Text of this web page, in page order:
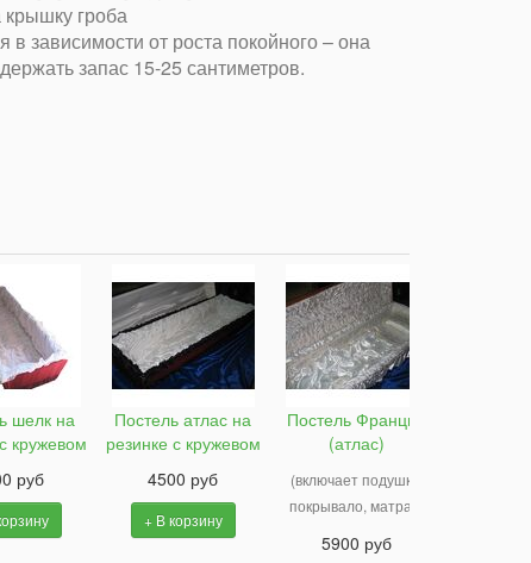
гроба
в зависимости от роста покойного – она
запас 15-25 сантиметров.
шелк на
кружевом
руб
Постель атлас на
резинке с кружевом
4500 руб
+ В корзину
Постель Франция
(атлас)
(включает подушку,
покрывало, матрац)
5900 руб